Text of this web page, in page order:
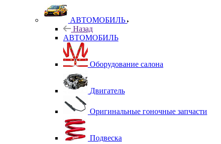
АВТОМОБИЛЬ
Назад
АВТОМОБИЛЬ
Оборудование салона
Двигатель
Оригинальные гоночные запчасти
Подвеска